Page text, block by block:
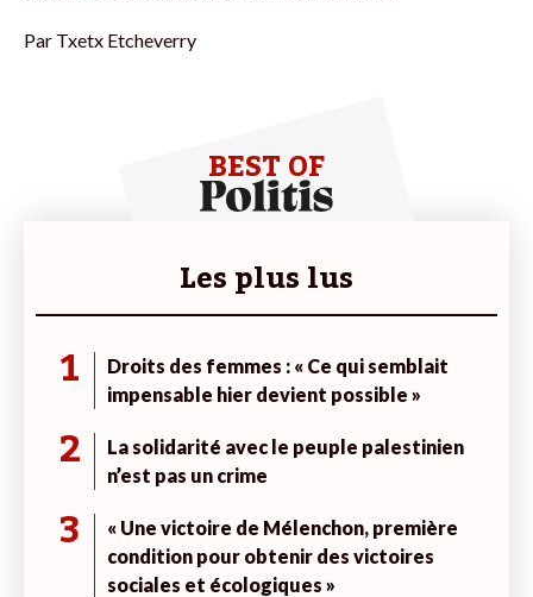
Par Txetx Etcheverry
BEST OF
Les plus lus
1
Droits des femmes : « Ce qui semblait
impensable hier devient possible »
2
La solidarité avec le peuple palestinien
n’est pas un crime
3
« Une victoire de Mélenchon, première
condition pour obtenir des victoires
sociales et écologiques »